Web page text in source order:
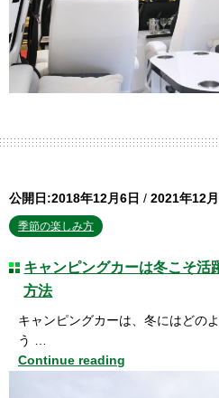
公開日:2018年12月6日 / 2021年12
季節の楽しみ方
キャンピングカーは冬こそ活
方法
キャンピングカーは、冬にはどの
う …
Continue reading